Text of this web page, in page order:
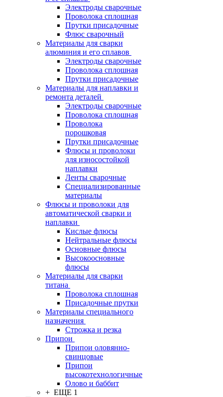
Электроды сварочные
Проволока сплошная
Прутки присадочные
Флюс сварочный
Материалы для сварки
алюминия и его сплавов
Электроды сварочные
Проволока сплошная
Прутки присадочные
Материалы для наплавки и
ремонта деталей
Электроды сварочные
Проволока сплошная
Проволока
порошковая
Прутки присадочные
Флюсы и проволоки
для износостойкой
наплавки
Ленты сварочные
Специализированные
материалы
Флюсы и проволоки для
автоматической сварки и
наплавки
Кислые флюсы
Нейтральные флюсы
Основные флюсы
Высокоосновные
флюсы
Материалы для сварки
титана
Проволока сплошная
Присадочные прутки
Материалы специального
назначения
Строжка и резка
Припои
Припои оловянно-
свинцовые
Припои
высокотехнологичные
Олово и баббит
+ ЕЩЕ 1